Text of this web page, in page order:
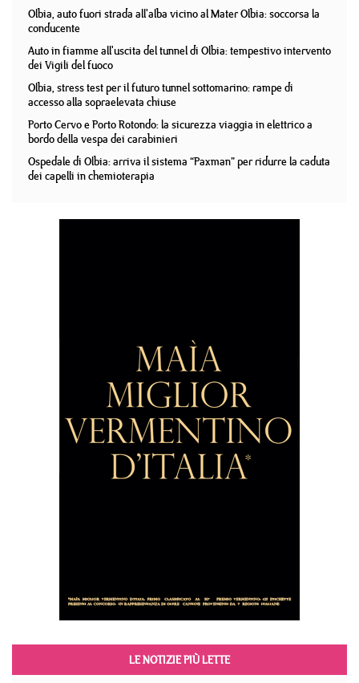
Olbia, auto fuori strada all'alba vicino al Mater Olbia: soccorsa la
conducente
Auto in fiamme all'uscita del tunnel di Olbia: tempestivo intervento
dei Vigili del fuoco
Olbia, stress test per il futuro tunnel sottomarino: rampe di
accesso alla sopraelevata chiuse
Porto Cervo e Porto Rotondo: la sicurezza viaggia in elettrico a
bordo della vespa dei carabinieri
Ospedale di Olbia: arriva il sistema “Paxman” per ridurre la caduta
dei capelli in chemioterapia
LE NOTIZIE PIÙ LETTE